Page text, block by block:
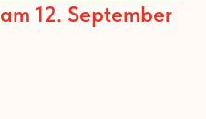
12. September